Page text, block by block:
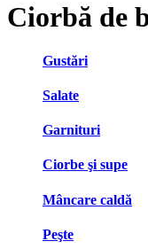
Ciorbă de
Gustări
Salate
Garnituri
Ciorbe şi supe
Mâncare caldă
Peşte